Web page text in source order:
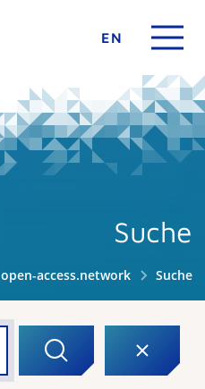
EN
Suche
open-access.network Suche